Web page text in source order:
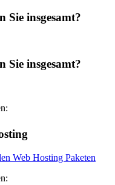
Sie insgesamt?
Sie insgesamt?
Web Hosting Paketen